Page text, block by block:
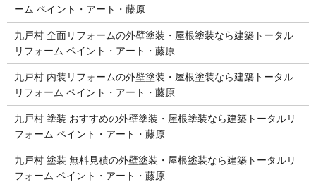
ーム ペイント・アート・藤原
九戸村 全面リフォームの外壁塗装・屋根塗装なら建築トータル
リフォーム ペイント・アート・藤原
九戸村 内装リフォームの外壁塗装・屋根塗装なら建築トータル
リフォーム ペイント・アート・藤原
九戸村 塗装 おすすめの外壁塗装・屋根塗装なら建築トータルリ
フォーム ペイント・アート・藤原
九戸村 塗装 無料見積の外壁塗装・屋根塗装なら建築トータルリ
フォーム ペイント・アート・藤原